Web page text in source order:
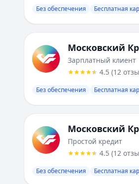
Без обеспечения Бесплатная
Зарплатный клиент
4.5 (12
Без обеспечения Бесплатная
Простой кредит
4.5 (12
Без обеспечения Бесплатная